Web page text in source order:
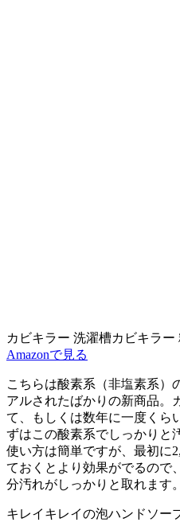
カビキラー 洗濯槽カビキラー
Amazonで見る
こちらは酸素系（非塩素系）
アルされたばかりの新商品。
て、もしくは数年に一度くら
ずはこの酸素系でしっかりと
使い方は簡単ですが、最初に
ておくとより効果がでるので
分汚れがしっかりと取れます。
キレイキレイの泡ハンドソー